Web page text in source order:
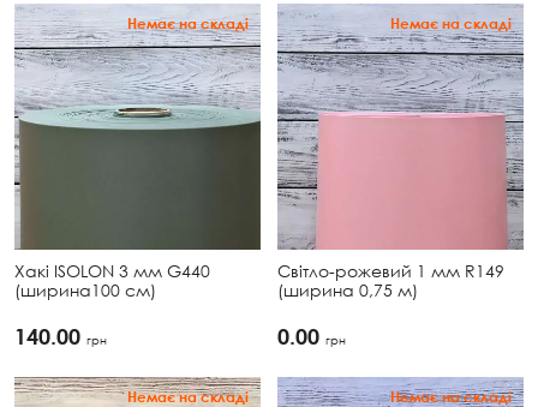
Немає на складі
Хакі ISOLON 3 мм G440
(ширина100 см)
140.00 грн
Немає на складі
Світло-рожевий 1 мм R149
(ширина 0,75 м)
0.00 грн
Немає на складі Немає на складі